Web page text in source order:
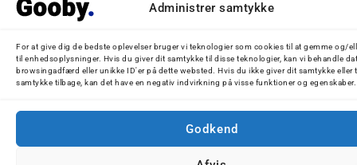
Administrer samtykke
For at give dig de bedste oplevelser bruger vi teknologier som cookies til at gemme og/
til enhedsoplysninger. Hvis du giver dit samtykke til disse teknologier, kan vi behandle
browsingadfærd eller unikke ID'er på dette websted. Hvis du ikke giver dit samtykke eller
samtykke tilbage, kan det have en negativ indvirkning på visse funktioner og egenskaber.
Godkend